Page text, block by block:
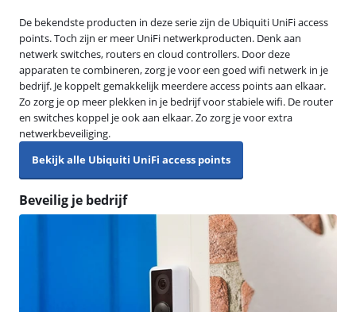
De bekendste producten in deze serie zijn de Ubiquiti UniFi access
points. Toch zijn er meer UniFi netwerkproducten. Denk aan
netwerk switches, routers en cloud controllers. Door deze
apparaten te combineren, zorg je voor een goed wifi netwerk in je
bedrijf. Je koppelt gemakkelijk meerdere access points aan elkaar.
Zo zorg je op meer plekken in je bedrijf voor stabiele wifi. De router
en switches koppel je ook aan elkaar. Zo zorg je voor extra
netwerkbeveiliging.
Bekijk alle Ubiquiti UniFi access points
Beveilig je bedrijf